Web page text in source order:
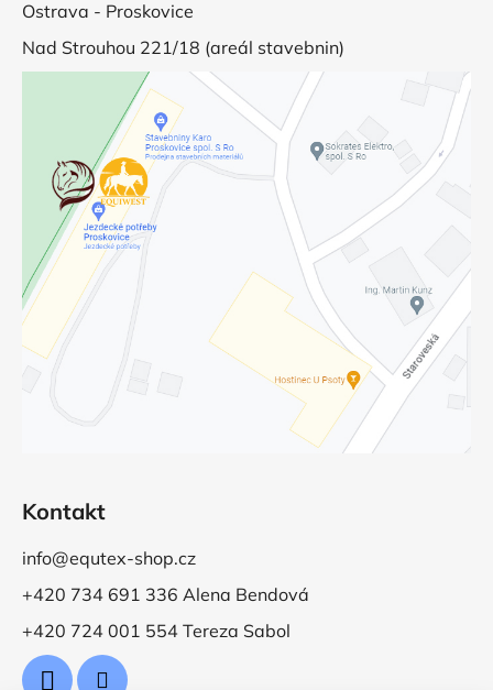
Ostrava - Proskovice
Nad Strouhou 221/18 (areál stavebnin)
Kontakt
info@equtex-shop.cz
+420 734 691 336 Alena Bendová
+420 724 001 554 Tereza Sabol